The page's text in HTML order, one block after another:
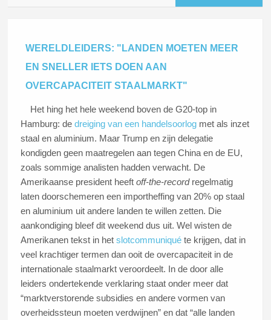
WERELDLEIDERS: "LANDEN MOETEN MEER
EN SNELLER IETS DOEN AAN
OVERCAPACITEIT STAALMARKT"
Het hing het hele weekend boven de G20-top in
Hamburg: dedreiging van een handelsoorlog met als inzet
staal en aluminium. Maar Trump en zijn delegatie
kondigden geen maatregelen aan tegen China en de EU,
zoals sommige analisten hadden verwacht. De
Amerikaanse president heeftoff-the-recordregelmatig
laten doorschemeren een importheffing van 20% op staal
en aluminium uit andere landen te willen zetten. Die
aankondiging bleef dit weekend dus uit. Wel wisten de
Amerikanen tekst in hetslotcommuniqué te krijgen, dat in
veel krachtiger termen dan ooit de overcapaciteit in de
internationale staalmarkt veroordeelt. In de door alle
leiders ondertekende verklaring staat onder meer dat
“marktverstorende subsidies en andere vormen van
overheidssteun moeten verdwijnen” en dat “alle landen